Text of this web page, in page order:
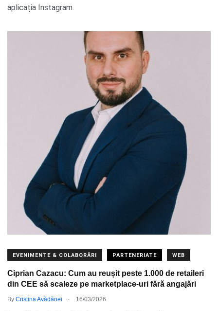
aplicația Instagram.
EVENIMENTE & COLABORĂRI PARTENERIATE WEB
Ciprian Cazacu: Cum au reușit peste 1.000 de retaileri
din CEE să scaleze pe marketplace-uri fără angajări
By Cristina Avădănei . 16/03/2026